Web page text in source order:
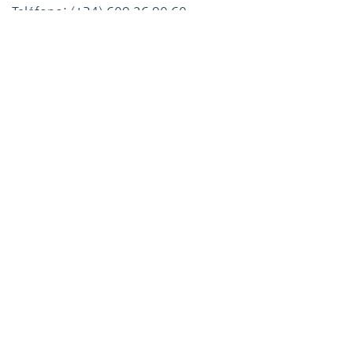
Teléfono: (+34) 609 26 90 60